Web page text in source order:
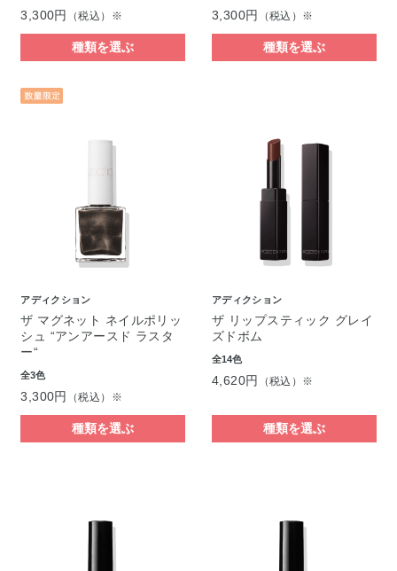
3,300円 （税込）※
種類を選ぶ
3,300円 （税込）※
種類を選ぶ
アディクション
ザ マグネット ネイルポリッ
シュ “アンアースド ラスタ
ー“
全3色
3,300円 （税込）※
種類を選ぶ
アディクション
ザ リップスティック グレイ
ズドボム
全14色
4,620円 （税込）※
種類を選ぶ